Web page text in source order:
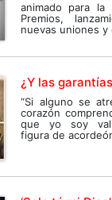
animado para la
Premios,
nuevas uniones y
¿Y las
“Si alguno se
corazón
que yo soy
figura de